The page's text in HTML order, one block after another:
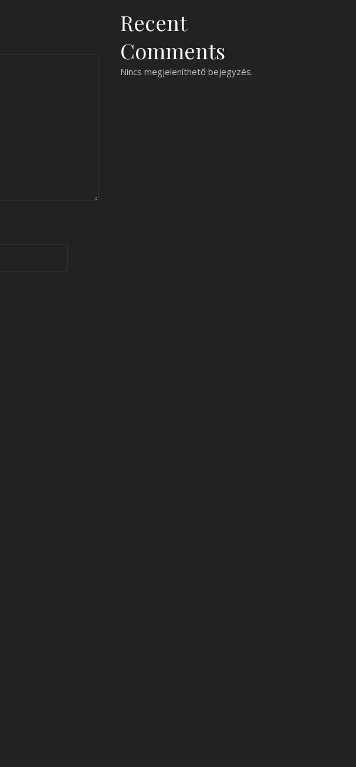
Recent
Comments
Nincs megjeleníthető bejegyzés.